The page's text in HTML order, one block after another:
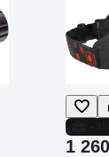
1